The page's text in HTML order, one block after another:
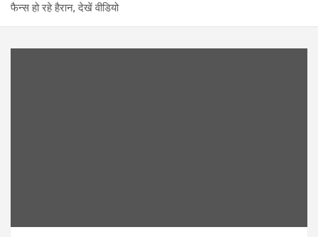
फैन्स हो रहे हैरान, देखें वीडियो